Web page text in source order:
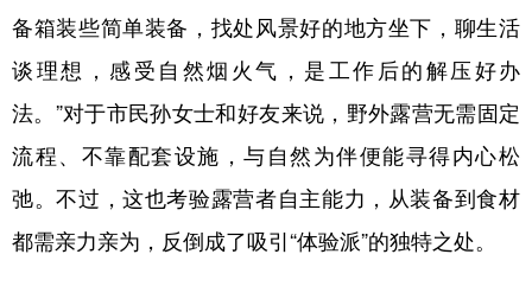
多语种频道
English Español Français عربى
Русский язык 日本語 한국어
Deutsch Português
备箱装些简单装备，找处风景好的地方坐下，聊生活
谈理想，感受自然烟火气，是工作后的解压好办
法。”对于市民孙女士和好友来说，野外露营无需固定
流程、不靠配套设施，与自然为伴便能寻得内心松
弛。不过，这也考验露营者自主能力，从装备到食材
都需亲力亲为，反倒成了吸引“体验派”的独特之处。